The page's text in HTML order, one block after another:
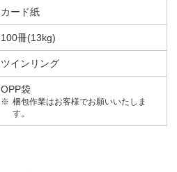
カード紙
100冊(13kg)
ツインリング
OPP袋
梱包作業はお客様でお願いいたしま
す。